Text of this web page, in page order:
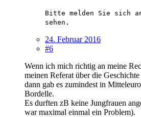
Bitte melden Sie sich
sehen.
24. Februar 2016
#6
Wenn ich mich richtig an meine
meinen Referat über die
dann gab es zumindest in
Bordelle.
Es durften zB keine Jungfrauen
war maximal einmal ein Problem).